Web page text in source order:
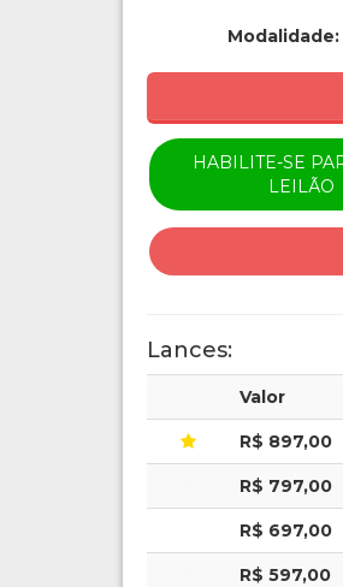
Modalidade:
HABILITE-SE
LEILÃO
Lances:
Valor
R$ 897,00
R$ 797,00
R$ 697,00
R$ 597,00